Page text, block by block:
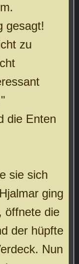
gesagt!
zu
die Enten
sie sich
ging
öffnete die
der hüpfte
Nun